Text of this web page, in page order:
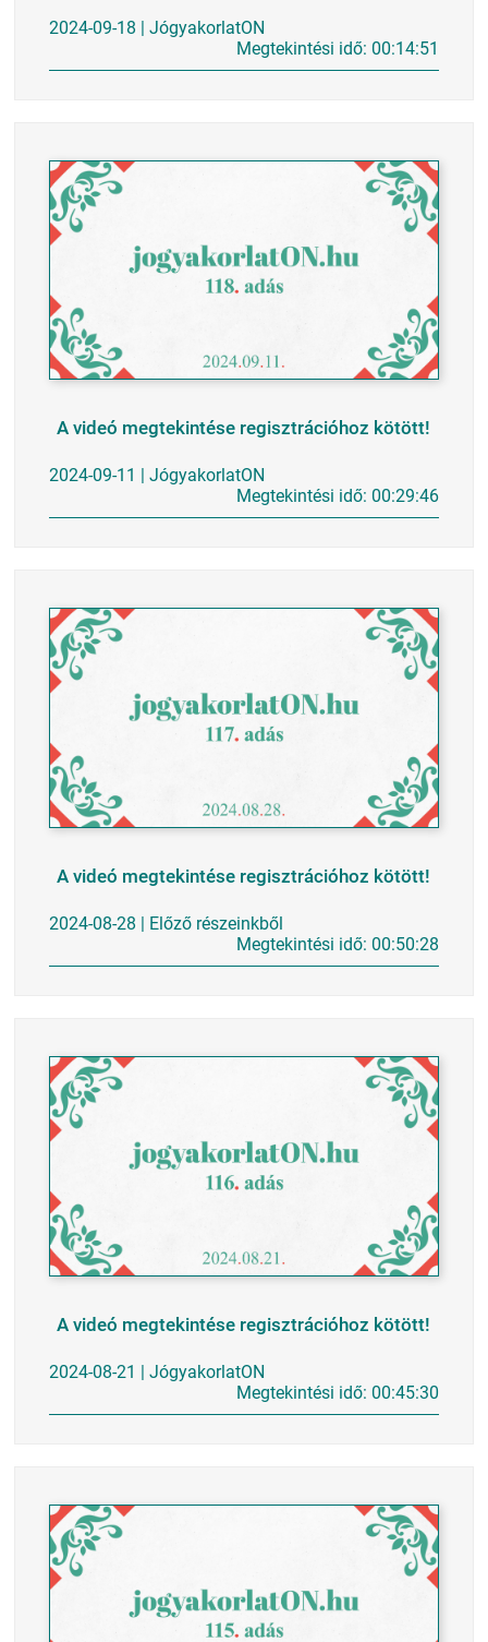
2024-09-18 | JógyakorlatON
Megtekintési idő: 00:14:51
A videó megtekintése regisztrációhoz kötött!
2024-09-11 | JógyakorlatON
Megtekintési idő: 00:29:46
A videó megtekintése regisztrációhoz kötött!
2024-08-28 | Előző részeinkből
Megtekintési idő: 00:50:28
A videó megtekintése regisztrációhoz kötött!
2024-08-21 | JógyakorlatON
Megtekintési idő: 00:45:30